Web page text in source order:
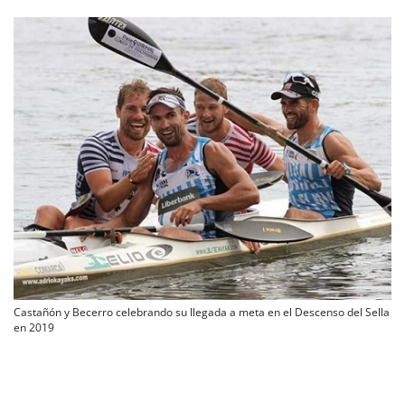
Castañón y Becerro celebrando su llegada a meta en el Descenso del Sella
en 2019